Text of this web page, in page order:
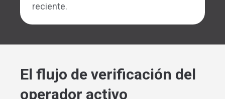
reciente.
El flujo de verificación del
operador activo